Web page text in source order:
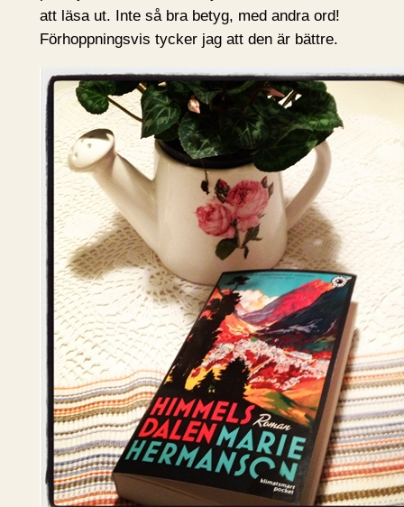
att läsa ut. Inte så bra betyg, med andra ord!
Förhoppningsvis tycker jag att den är bättre.